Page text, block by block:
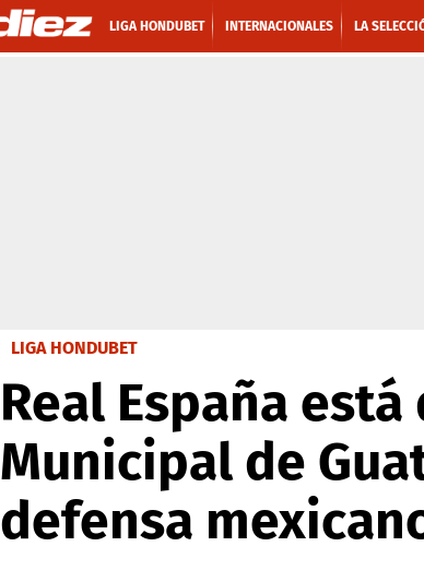
LIGA HONDUBET INTERNACIONALES LA
LIGA HONDUBET
Real España
Municipal de
defensa